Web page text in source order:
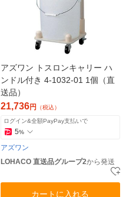
アズワン トスロンキャリー ハ
ンドル付き 4-1032-01 1個（直
送品）
21,736円 （税込）
ログイン&全額PayPay支払いで
5%
アズワン
LOHACO 直送品グループ2から発送
カートに入れる